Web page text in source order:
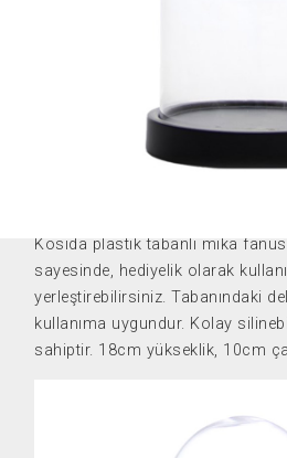
Kosida plastik tabanlı mika
sayesinde, hediyelik olarak
yerleştirebilirsiniz. Tabanındaki
kullanıma uygundur. Kolay
sahiptir. 18cm yükseklik, 10cm